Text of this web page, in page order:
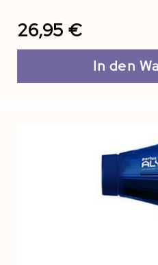
26,95 €
In den